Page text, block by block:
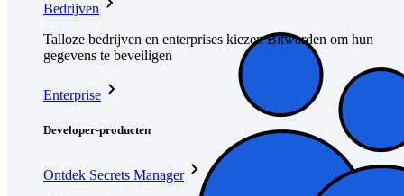
Bedrijven
Talloze bedrijven en enterprises kiezen Bitwarden om hun
gegevens te beveiligen
Enterprise
Developer-producten
Ontdek Secrets Manager